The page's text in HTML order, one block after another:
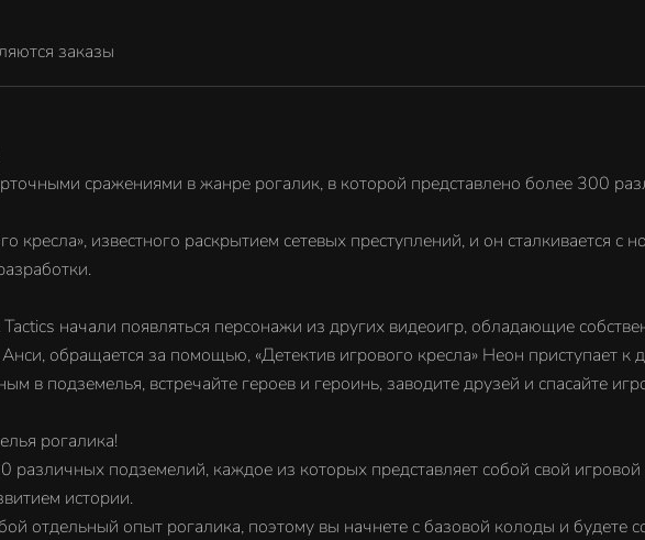
заказы
сражениями в жанре рогалик, в которой представлено более 300
кресла», известного раскрытием сетевых преступлений, и он сталкивается
начали появляться персонажи из других видеоигр, обладающие
обращается за помощью, «Детектив игрового кресла» Неон приступает к
в подземелья, встречайте героев и героинь, заводите друзей и спасайте
рогалика!
различных подземелий, каждое из которых представляет собой свой
истории.
отдельный опыт рогалика, поэтому вы начнете с базовой колоды и будете